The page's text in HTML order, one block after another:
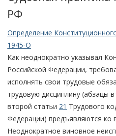
РФ
Определение
1945-О
Как неоднократно указывал
Российской Федерации,
исполнять свои трудовые
трудовую дисциплину (абзацы
второй статьи 21 Трудового
Федерации) предъявляются ко
Неоднократное виновное